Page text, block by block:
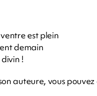
est plein
demain
!
auteure, vous